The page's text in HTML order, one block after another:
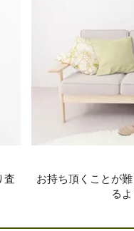
査
お持ち頂くことが
る